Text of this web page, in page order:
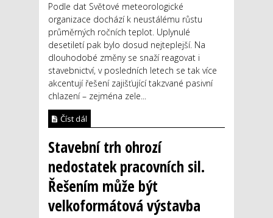
Podle dat Světové meteorologické
organizace dochází k neustálému růstu
průměrných ročních teplot. Uplynulé
desetiletí pak bylo dosud nejteplejší. Na
dlouhodobé změny se snaží reagovat i
stavebnictví, v posledních letech se tak více
akcentují řešení zajišťující takzvané pasivní
chlazení – zejména zele...
Číst dál
Stavební trh ohrozí
nedostatek pracovních sil.
Řešením může být
velkoformátová výstavba